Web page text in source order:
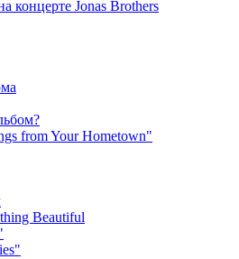
концерте Jonas Brothers
from Your Hometown"
Beautiful